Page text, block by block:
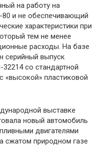
на работу на
и не обеспечивающий
характеристики при
тем не менее
расходы. На базе
серийный выпуск
со стандартной
пластиковой
выставке
новый автомобиль
двигателями
природном газе